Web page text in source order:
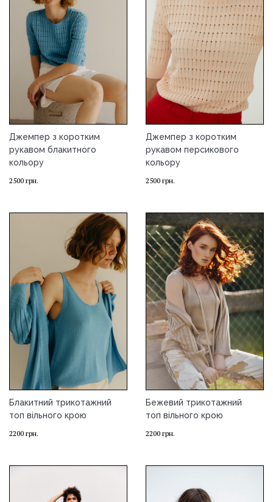
Джемпер з коротким
рукавом блакитного
кольору
2500 грн.
Джемпер з коротким
рукавом персикового
кольору
2500 грн.
Блакитний трикотажний
топ вільного крою
2200 грн.
Бежевий трикотажний
топ вільного крою
2200 грн.